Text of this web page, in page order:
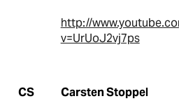
http://
v=UrUoJ2vj7ps
CS Carsten Stoppel